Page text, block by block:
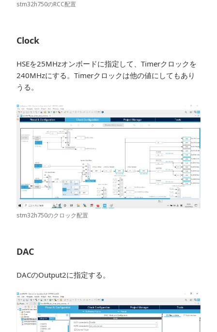
stm32h750のRCC配置
Clock
HSEを25MHzオンボードに指定して、Timerクロックを
240MHzにする。Timerクロックは他の値にしてもあり
うる。
stm32h750のクロック配置
DAC
DACのOutput2に指定する。